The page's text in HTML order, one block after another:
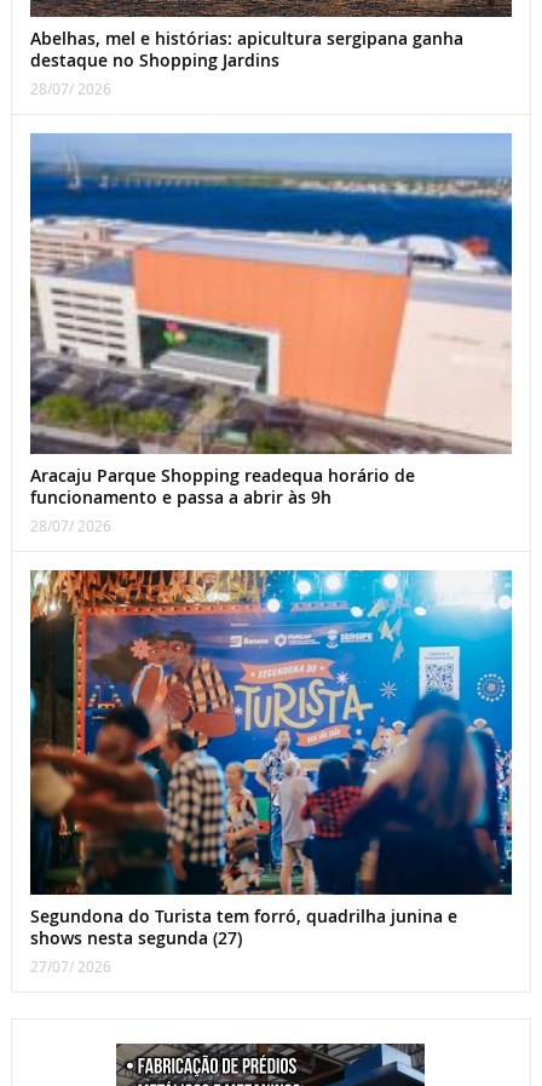
Abelhas, mel e histórias: apicultura sergipana ganha
destaque no Shopping Jardins
28/07/ 2026
Aracaju Parque Shopping readequa horário de
funcionamento e passa a abrir às 9h
28/07/ 2026
Segundona do Turista tem forró, quadrilha junina e
shows nesta segunda (27)
27/07/ 2026